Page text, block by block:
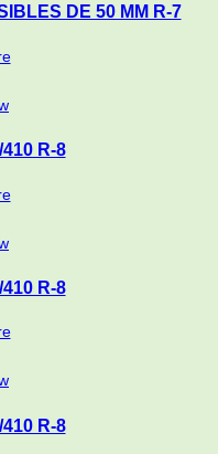
DE 50 MM R-7
R-8
R-8
R-8